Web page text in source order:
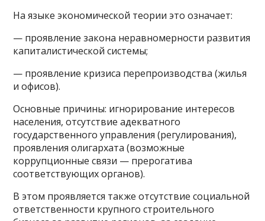
На языке экономической теории это означает:
— проявление закона неравномерности развития
капиталистической системы;
— проявление кризиса перепроизводства (жилья
и офисов).
Основные причины: игнорирование интересов
населения, отсутствие адекватного
государственного управления (регулирования),
проявления олигархата (возможные
коррупционные связи — прерогатива
соответствующих органов).
В этом проявляется также отсутствие социальной
ответственности крупного строительного